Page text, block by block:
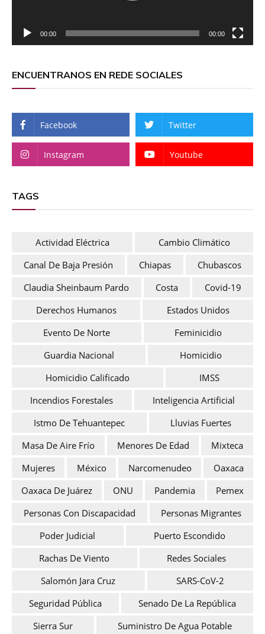
00:00 00:00
ENCUENTRANOS EN REDE SOCIALES
Facebook Twitter
Instagram Youtube
TAGS
Actividad Eléctrica
Cambio Climático
Canal De Baja Presión
Chiapas
Chubascos
Claudia Sheinbaum Pardo
Costa
Covid-19
Derechos Humanos
Estados Unidos
Evento De Norte
Feminicidio
Guardia Nacional
Homicidio
Homicidio Calificado
IMSS
Incendios Forestales
Inteligencia Artificial
Istmo De Tehuantepec
Lluvias Fuertes
Masa De Aire Frío
Menores De Edad
Mixteca
Mujeres
México Narcomenudeo
Oaxaca
Oaxaca De Juárez
ONU Pandemia
Pemex
Personas Con Discapacidad
Personas Migrantes
Poder Judicial
Puerto Escondido
Rachas De Viento
Redes Sociales
Salomón Jara Cruz
SARS-CoV-2
Seguridad Pública
Senado De La República
Sierra Sur
Suministro De Agua Potable